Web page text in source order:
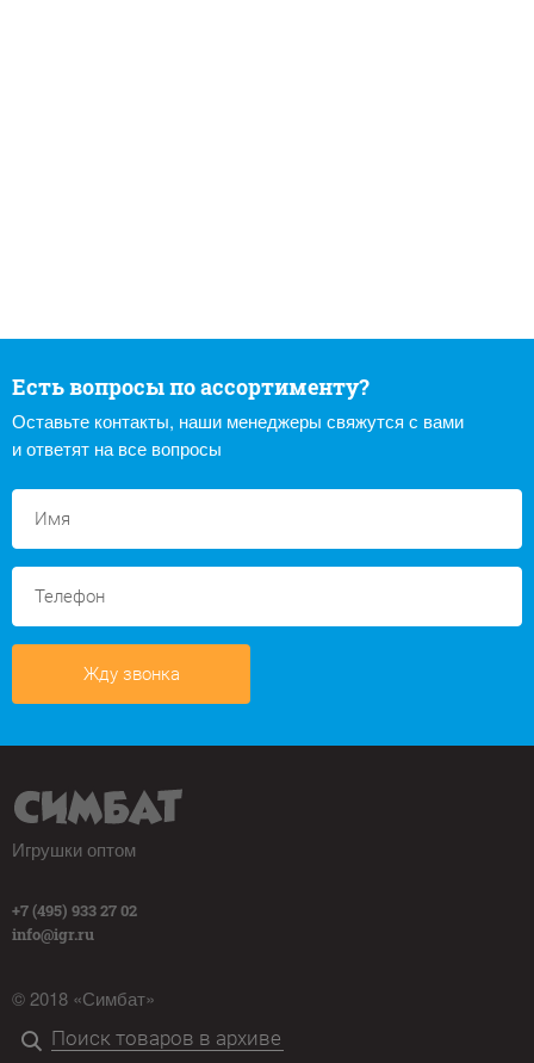
Есть вопросы по ассортименту?
Оставьте контакты, наши менеджеры свяжутся с вами
и ответят на все вопросы
Жду звонка
Игрушки оптом
+7 (495) 933 27 02
info@igr.ru
© 2018 «Симбат»